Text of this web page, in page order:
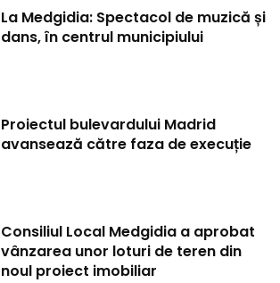
La Medgidia: Spectacol de muzică și
dans, în centrul municipiului
Proiectul bulevardului Madrid
avansează către faza de execuție
Consiliul Local Medgidia a aprobat
vânzarea unor loturi de teren din
noul proiect imobiliar